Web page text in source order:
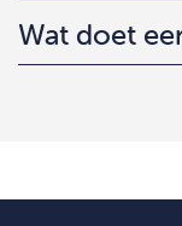
Wat doet